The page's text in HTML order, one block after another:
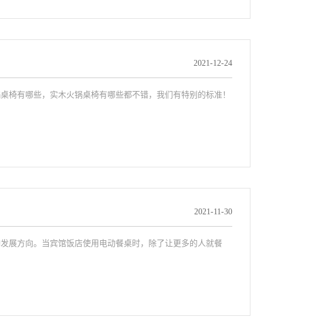
2021-12-24
椅有哪些，实木火锅桌椅有哪些都不错，我们有特别的标准！
2021-11-30
展方向。当宾馆饭店使用电动餐桌时，除了让更多的人就餐